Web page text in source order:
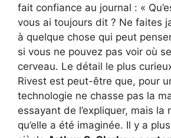
fait confiance au journal : «
vous ai toujours dit ? Ne faites
à quelque chose qui peut
si vous ne pouvez pas voir où
cerveau. Le détail le plus
Rivest est peut-être que, pour
technologie ne chasse pas la
essayant de l’expliquer, mais la
qu’elle a été imaginée. Il y a